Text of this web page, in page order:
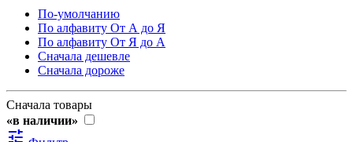
По-умолчанию
По алфавиту От А до Я
По алфавиту От Я до А
Сначала дешевле
Сначала дороже
Сначала товары
«в наличии»
tune